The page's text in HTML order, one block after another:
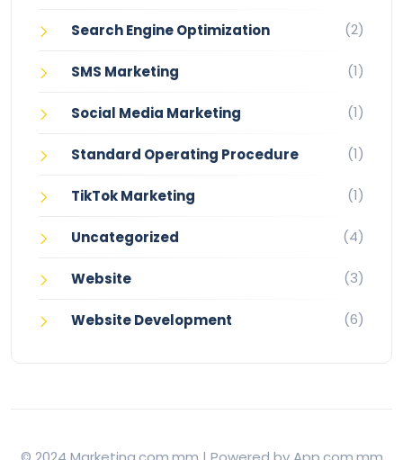
Search Engine Optimization (2)
SMS Marketing (1)
Social Media Marketing (1)
Standard Operating Procedure (1)
TikTok Marketing (1)
Uncategorized (4)
Website (3)
Website Development (6)